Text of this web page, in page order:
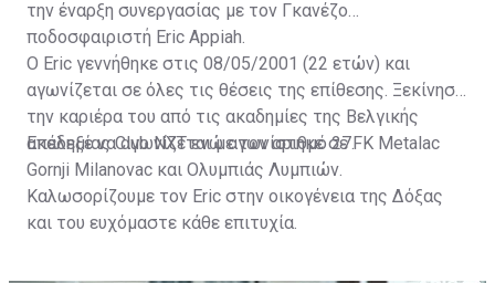
την έναρξη συνεργασίας με τον Γκανέζο
ποδοσφαιριστή Eric Appiah.
Ο Eric γεννήθηκε στις 08/05/2001 (22 ετών) και
αγωνίζεται σε όλες τις θέσεις της επίθεσης. Ξεκίνησε
την καριέρα του από τις ακαδημίες της Βελγικής
ακαδημίας Club NXT ενώ αγωνίστηκε σε FK Metalac
Gornji Milanovac και Ολυμπιάς Λυμπιών.
Επέλεξε να αγωνίζεται με τον αριθμό 27.
Καλωσορίζουμε τον Eric στην οικογένεια της Δόξας
και του ευχόμαστε κάθε επιτυχία.